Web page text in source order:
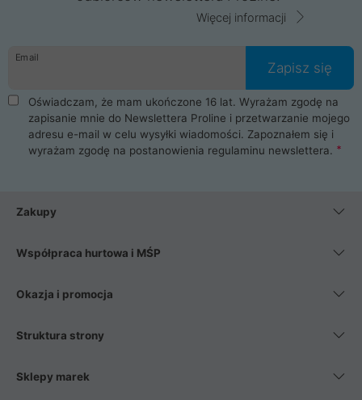
Więcej informacji
Email
Zapisz się
Oświadczam, że mam ukończone 16 lat. Wyrażam zgodę na
zapisanie mnie do Newslettera Proline i przetwarzanie mojego
adresu e-mail w celu wysyłki wiadomości. Zapoznałem się i
wyrażam zgodę na postanowienia regulaminu newslettera.
Zakupy
Współpraca hurtowa i MŚP
Okazja i promocja
Struktura strony
Sklepy marek